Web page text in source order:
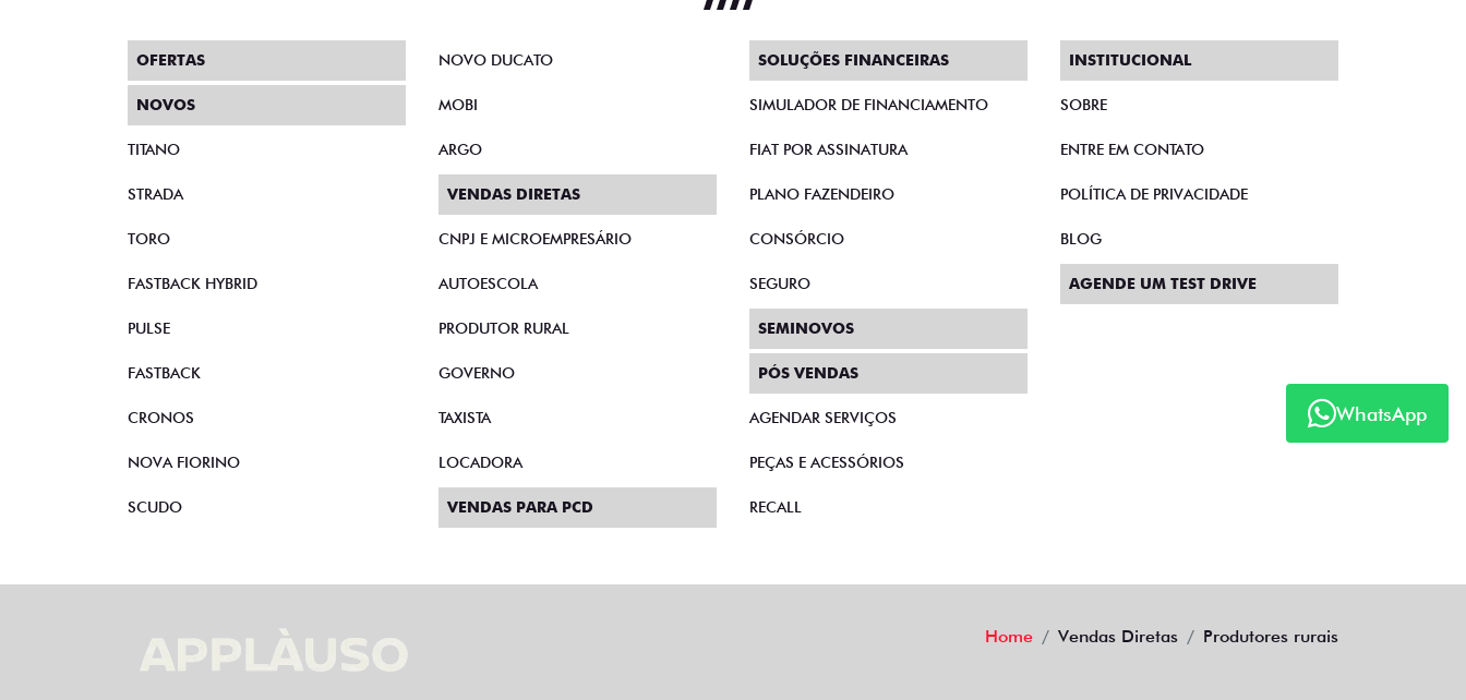
WhatsApp
OFERTAS
NOVOS
TITANO
STRADA
TORO
FASTBACK HYBRID
PULSE
FASTBACK
CRONOS
NOVA FIORINO
SCUDO
NOVO DUCATO
MOBI
ARGO
VENDAS DIRETAS
CNPJ E MICROEMPRESÁRIO
AUTOESCOLA
PRODUTOR RURAL
GOVERNO
TAXISTA
LOCADORA
VENDAS PARA PCD
SOLUÇÕES FINANCEIRAS
SIMULADOR DE FINANCIAMENTO
FIAT POR ASSINATURA
PLANO FAZENDEIRO
CONSÓRCIO
SEGURO
SEMINOVOS
PÓS VENDAS
AGENDAR SERVIÇOS
PEÇAS E ACESSÓRIOS
RECALL
INSTITUCIONAL
SOBRE
ENTRE EM CONTATO
POLÍTICA DE PRIVACIDADE
BLOG
AGENDE UM TEST DRIVE
Home Vendas Diretas Produtores rurais